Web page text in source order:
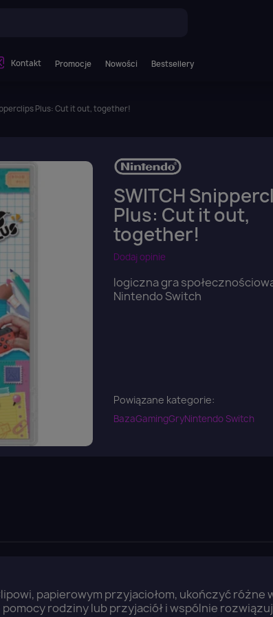
Kontakt Promocje Nowości Bestsellery
Plus: Cut it out, together!
SWITCH
Plus: Cut it out,
together!
Dodaj opinie
logiczna gra
Nintendo Switch
Powiązane kategorie:
BazaGamingGryNintendo Switch
papierowym przyjaciołom, ukończyć różne
rodziny lub przyjaciół i wspólnie